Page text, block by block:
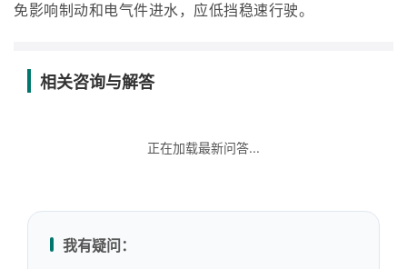
免影响制动和电气件进水，应低挡稳速行驶。
相关咨询与解答
正在加载最新问答...
我有疑问：